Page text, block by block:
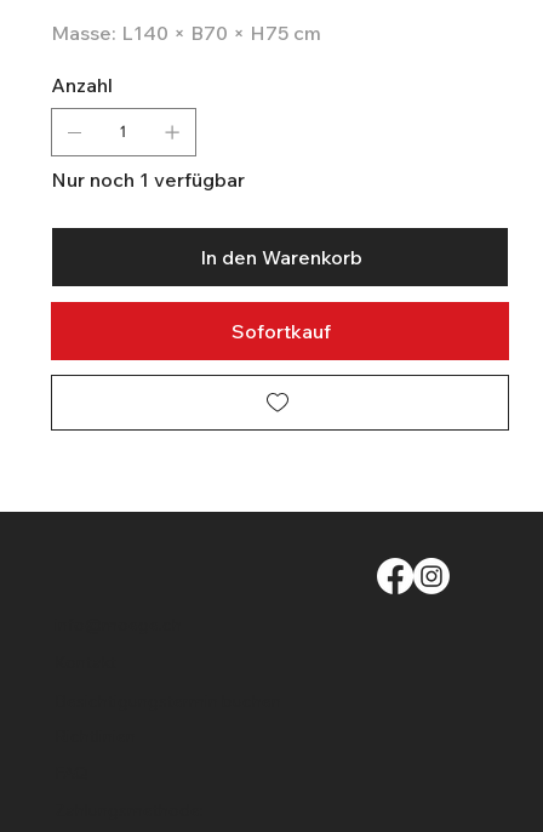
Masse: L140 × B70 × H75 cm
Anzahl
Nur noch 1 verfügbar
In den Warenkorb
Sofortkauf